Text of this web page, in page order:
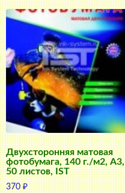
Двухсторонняя матовая
фотобумага, 140 г./м2, A3,
50 листов, IST
370₽